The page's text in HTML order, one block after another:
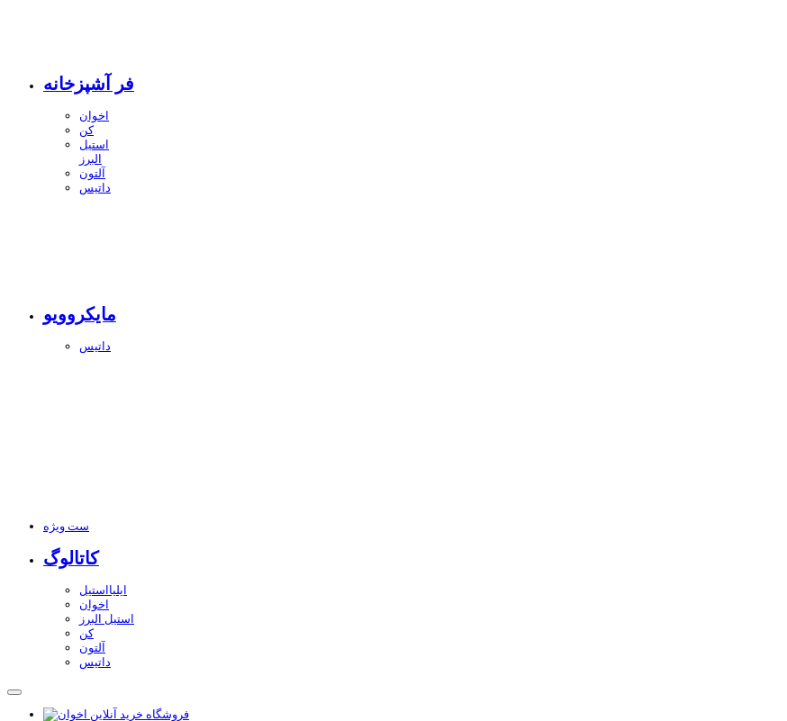
فر آشپزخانه
اخوان
کن
استیل
البرز
آلتون
داتیس
مایکروویو
داتیس
ست ویژه
کاتالوگ
ایلیااستیل
اخوان
استیل البرز
کن
آلتون
داتیس